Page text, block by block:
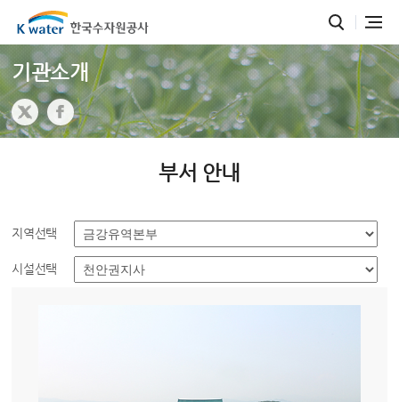
기관소개
부서 안내
지역선택
시설선택